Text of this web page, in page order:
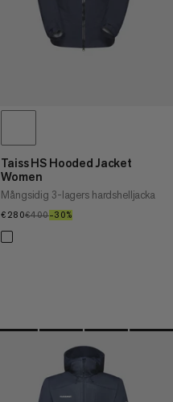
BETYG
Taiss HS Hooded Jacket
Women
Mångsidig 3-lagers hardshelljacka
€280€280
€400€400
–30%